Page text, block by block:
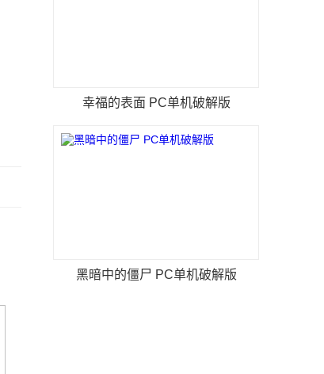
幸福的表面 PC单机破解版
黑暗中的僵尸 PC单机破解版